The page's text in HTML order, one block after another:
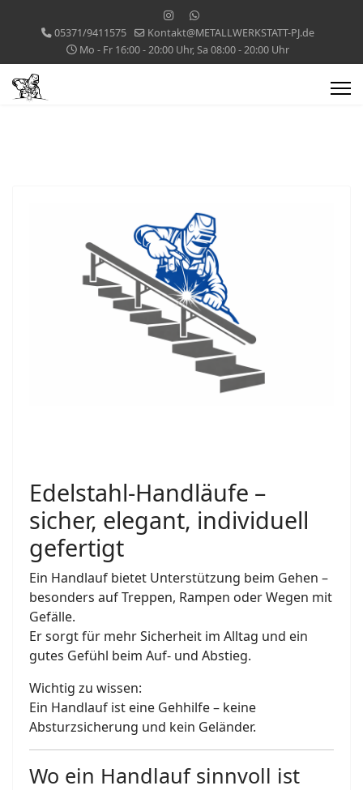
05371/9411575
Kontakt@METALLWERKSTATT-PJ.de
Mo - Fr 16:00 - 20:00 Uhr, Sa 08:00 - 20:00 Uhr
Edelstahl-Handläufe –
sicher, elegant, individuell
gefertigt
Ein Handlauf bietet Unterstützung beim Gehen –
besonders auf Treppen, Rampen oder Wegen mit
Gefälle.
Er sorgt für mehr Sicherheit im Alltag und ein
gutes Gefühl beim Auf- und Abstieg.
Wichtig zu wissen:
Ein Handlauf ist eine Gehhilfe – keine
Absturzsicherung und kein Geländer.
Wo ein Handlauf sinnvoll ist